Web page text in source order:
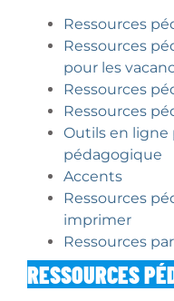
Ressources
Ressources
pour les
Ressources
Ressources
Outils en ligne
pédagogique
Accents
Ressources
imprimer
Ressources
RESSOURCES